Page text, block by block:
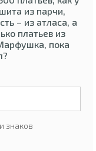
из парчи,
– из атласа, а
платьев из
пока
знаков